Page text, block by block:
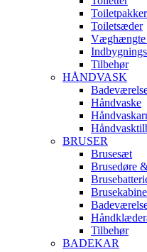
Toiletpakker
Toiletsæder
Væghængte
Tilbehør
HÅNDVASK
Håndvaske
BRUSER
Brusesæt
Brusedøre
Tilbehør
BADEKAR